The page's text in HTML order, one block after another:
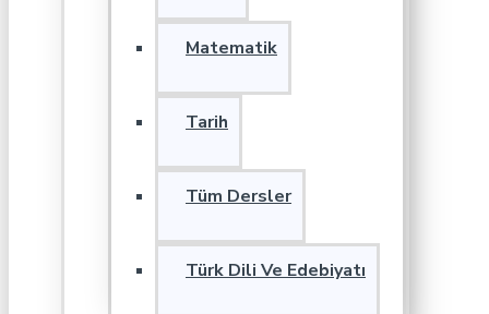
Matematik
Tarih
Tüm Dersler
Türk Dili Ve Edebiyatı